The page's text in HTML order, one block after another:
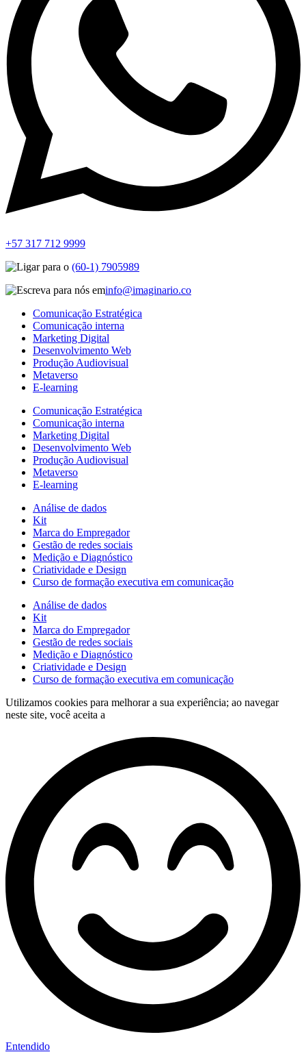
+57 317 712 9999
(60-1) 7905989
info@imaginario.co
Comunicação Estratégica
Comunicação interna
Marketing Digital
Desenvolvimento Web
Produção Audiovisual
Metaverso
E-learning
Comunicação Estratégica
Comunicação interna
Marketing Digital
Desenvolvimento Web
Produção Audiovisual
Metaverso
E-learning
Análise de dados
Kit
Marca do Empregador
Gestão de redes sociais
Medição e Diagnóstico
Criatividade e Design
Curso de formação executiva em comunicação
Análise de dados
Kit
Marca do Empregador
Gestão de redes sociais
Medição e Diagnóstico
Criatividade e Design
Curso de formação executiva em comunicação
Utilizamos cookies para melhorar a sua experiência; ao navegar
neste site, você aceita a
Entendido